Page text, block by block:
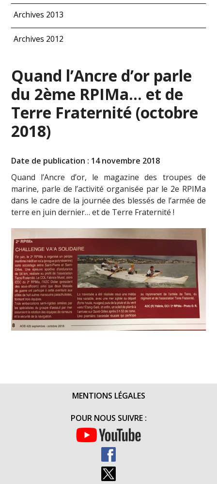
Archives 2013
Archives 2012
Quand l’Ancre d’or parle
du 2ème RPIMa… et de
Terre Fraternité (octobre
2018)
Date de publication : 14 novembre 2018
Quand l’Ancre d’or, le magazine des troupes de
marine, parle de l’activité organisée par le 2e RPIMa
dans le cadre de la journée des blessés de l’armée de
terre en juin dernier… et de Terre Fraternité !
MENTIONS LÉGALES
POUR NOUS SUIVRE :